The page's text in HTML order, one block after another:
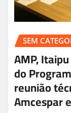
SEM
AMP,
do
reunião
Amcespar